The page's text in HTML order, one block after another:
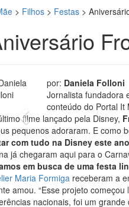
> Filhos > Festas >
por: Daniela Folloni
Jornalista fundadora
conteúdo do Portal It
Previous
filme lançado pela Disney,
pequenos adoraram. E como
com tudo na Disney este
já chegaram aqui para o
em busca de uma festa
Maria Formiga receberam a
amou. “Esse projeto
nacionais, foi um